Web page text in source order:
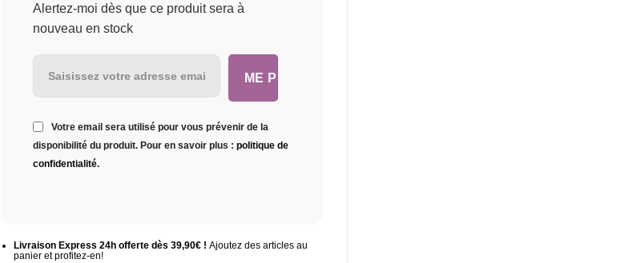
Alertez-moi dès que ce produit sera à
nouveau en stock
Votre email sera utilisé pour vous prévenir de la
disponibilité du produit. Pour en savoir plus : politique de
confidentialité.
Livraison Express 24h offerte dès 39,90€ ! Ajoutez des articles au
panier et profitez-en!